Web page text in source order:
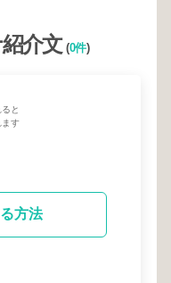
介文(0件)
と
す
方法